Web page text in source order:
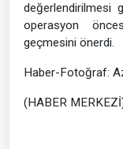
değerlendirilmesi
operasyon
geçmesini önerdi.
Haber-Fotoğraf:
(HABER